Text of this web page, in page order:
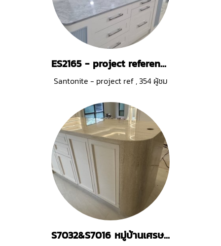
ES2165 - project reference
Santonite - project ref,354 ผู้ชม
S7032&S7016 หมู่บ้านเศรษฐสิริ พระราม 5